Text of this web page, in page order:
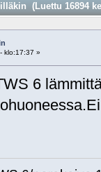
(Luettu 16894
klo:17:37 »
6